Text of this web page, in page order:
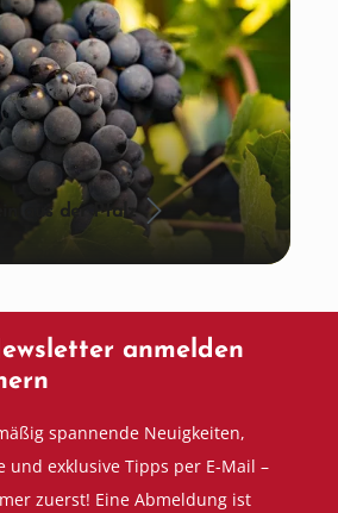
aus der Pfalz
anmelden
spannende Neuigkeiten,
und exklusive Tipps per E-Mail –
zuerst! Eine Abmeldung ist